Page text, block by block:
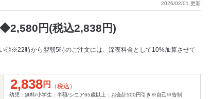
2026/02/01 更新
円(税込2,838円)
◎※22時から翌朝5時のご注文には、深夜料金として10%加算させて
2,838円 （税込）
幼児：無料/小学生：半額/シニア65歳以上：お会計500円引き※自己申告制